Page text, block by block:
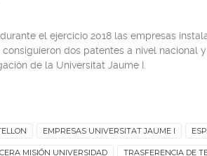
el ejercicio 2018 las empresas
dos patentes a nivel
de la Universitat Jaume I.
EMPRESAS UNIVERSITAT JAUME I
MISIÓN UNIVERSIDAD TRASFERENCIA DE